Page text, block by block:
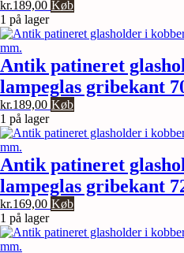
kr.189,00 Køb
1 på lager
Antik patineret
lampeglas gribekant
kr.189,00 Køb
1 på lager
Antik patineret
lampeglas gribekant
kr.169,00 Køb
1 på lager